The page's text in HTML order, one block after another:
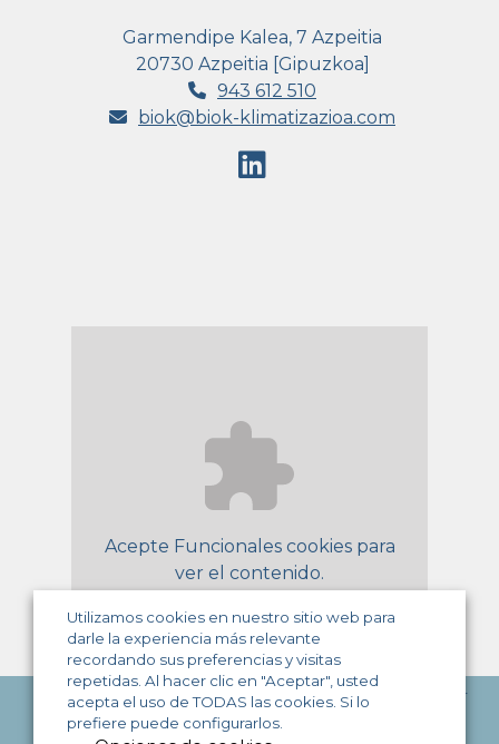
Garmendipe Kalea, 7 Azpeitia
20730 Azpeitia [Gipuzkoa]
943 612 510
biok@biok-klimatizazioa.com
Acepte Funcionalescookies para
ver el contenido.
© BIOK Climatización
Política privacidad
Condiciones uso
Política cookies
subir
Ir al
Utilizamos cookies en nuestro sitio web para
darle la experiencia más relevante
recordando sus preferencias y visitas
repetidas. Al hacer clic en "Aceptar", usted
acepta el uso de TODAS las cookies. Si lo
prefiere puede configurarlos.